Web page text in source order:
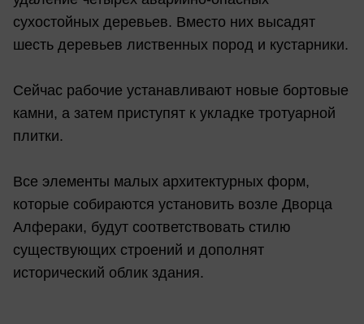
сухостойных деревьев. Вместо них высадят
шесть деревьев лиственных пород и кустарники.
Сейчас рабочие устанавливают новые бортовые
камни, а затем приступят к укладке тротуарной
плитки.
Все элементы малых архитектурных форм,
которые собираются установить возле Дворца
Алфераки, будут соответствовать стилю
существующих строений и дополнят
исторический облик здания.